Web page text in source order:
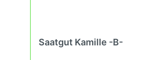
Saatgut Kamille -B-